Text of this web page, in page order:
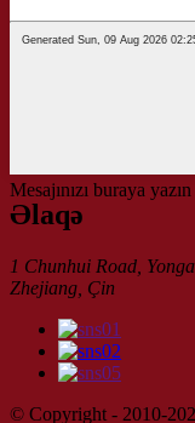
Mesajınızı buraya
Əlaqə
1 Chunhui Road,
Zhejiang, Çin
© Copyright - 2010-